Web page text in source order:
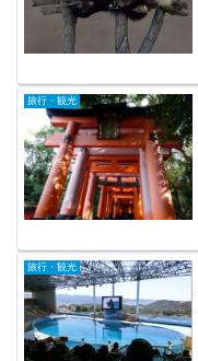
旅行・観光
旅行・観光